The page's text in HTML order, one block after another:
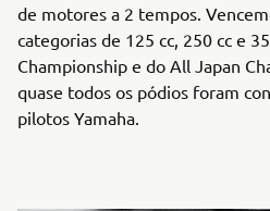
de motores a 2 tempos.
categorias de 125 cc, 250 cc e
Championship e do All Japan
quase todos os pódios foram
pilotos Yamaha.